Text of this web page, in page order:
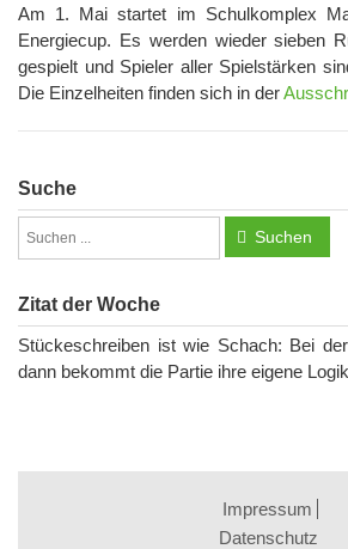
Am 1. Mai startet im Schulkomplex
Energiecup. Es werden wieder sieben
gespielt und Spieler aller Spielstärken
Die Einzelheiten finden sich in der
Suche
Suchen
Zitat der Woche
Stückeschreiben ist wie Schach: Bei
dann bekommt die Partie ihre eigene
Impressum
Datenschutz